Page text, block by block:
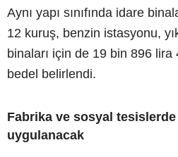
Aynı yapı sınıfında idare
12 kuruş, benzin istasyonu,
binaları için de 19 bin 896
bedel belirlendi.
Fabrika ve sosyal tesislerde
uygulanacak